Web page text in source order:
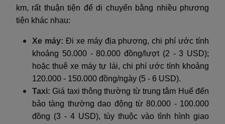
km, rất thuận tiện để di chuyển bằng nhiều phương
tiện khác nhau:
Xe máy: Đi xe máy địa phương, chi phí ước tính
khoảng 50.000 - 80.000 đồng/lượt (2 - 3 USD);
hoặc thuê xe máy tự lái, chi phí ước tính khoảng
120.000 - 150.000 đồng/ngày (5 - 6 USD).
Taxi: Giá taxi thông thường từ trung tâm Huế đến
bảo tàng thường dao động từ 80.000 - 100.000
đồng (3 - 4 USD), tùy thuộc vào tình hình giao